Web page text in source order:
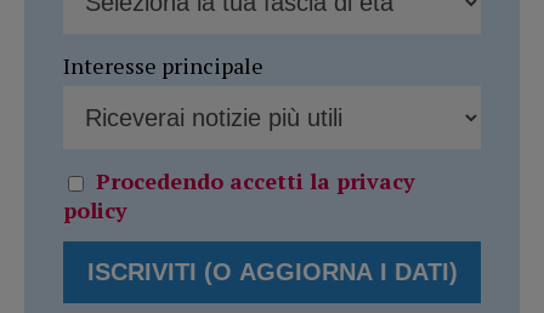
Interesse principale
Procedendo accetti la privacy
policy